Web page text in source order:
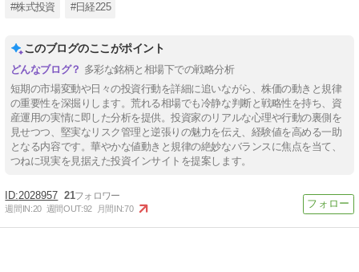
#株式投資 #日経225
このブログのここがポイント
多彩な銘柄と相場下での戦略分析
短期の市場変動や日々の投資行動を詳細に追いながら、株価の動きと規律
の重要性を深掘りします。荒れる相場でも冷静な判断と戦略性を持ち、資
産運用の実情に即した分析を提供。投資家のリアルな心理や行動の裏側を
見せつつ、堅実なリスク管理と逆張りの魅力を伝え、経験値を高める一助
となる内容です。華やかな値動きと規律の絶妙なバランスに焦点を当て、
つねに現実を見据えた投資インサイトを提案します。
2028957 21
週間IN:20 週間OUT:92 月間IN:70